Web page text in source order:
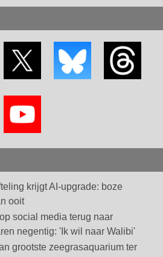
krijgt AI-upgrade: boze
ooit
social media terug naar
negentig: 'Ik wil naar Walibi'
grootste zeegrasaquarium ter